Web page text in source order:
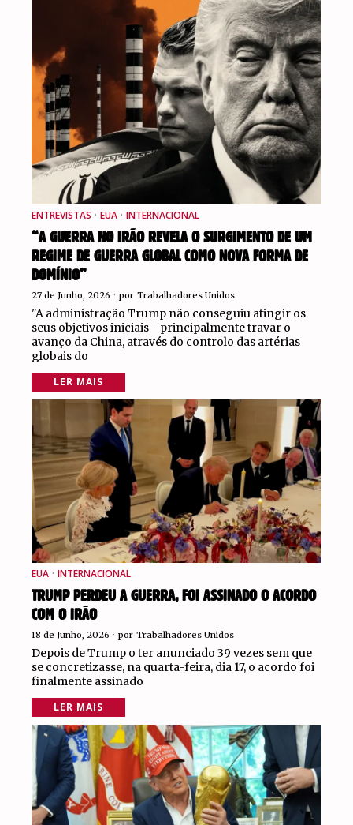
ENTREVISTAS · EUA · INTERNACIONAL
“A GUERRA NO IRÃO REVELA O SURGIMENTO DE UM
REGIME DE GUERRA GLOBAL COMO NOVA FORMA DE
DOMÍNIO”
27 de Junho, 2026 por Trabalhadores Unidos
"A administração Trump não conseguiu atingir os
seus objetivos iniciais - principalmente travar o
avanço da China, através do controlo das artérias
globais do
LER MAIS
EUA · INTERNACIONAL
TRUMP PERDEU A GUERRA, FOI ASSINADO O ACORDO
COM O IRÃO
18 de Junho, 2026 por Trabalhadores Unidos
Depois de Trump o ter anunciado 39 vezes sem que
se concretizasse, na quarta-feira, dia 17, o acordo foi
finalmente assinado
LER MAIS